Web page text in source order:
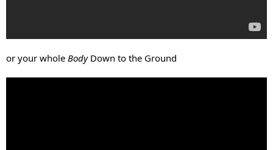
or your whole BodyDown to the Ground